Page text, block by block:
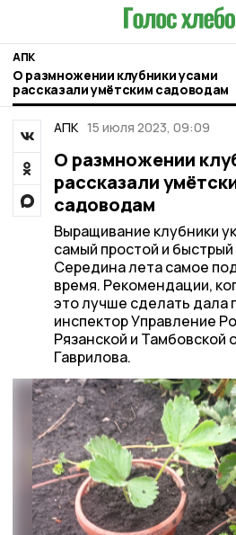
АПК
О размножении клубники усами
рассказали умётским садоводам
АПК 15 июля 2023, 09:09
О размножении
рассказали
садоводам
Выращивание клубники
самый простой и
Середина лета самое
время. Рекомендации,
это лучше сделать дала
инспектор Управление
Рязанской и Тамбовской
Гаврилова.